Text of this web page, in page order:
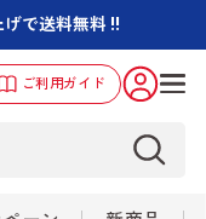
で送料無料 !!
ご利用ガイド